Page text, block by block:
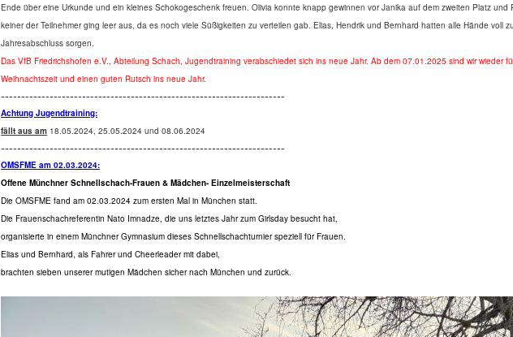
Ende über eine Urkunde und ein kleines Schokogeschenk freuen. Olivia konnte knapp gewinnen vor Janika auf dem zweiten Platz
keiner der Teilnehmer ging leer aus, da es noch viele Süßigkeiten zu verteilen gab. Elias, Hendrik und Bernhard hatten alle Hände voll
Jahresabschluss sorgen.
Das VfB Friedrichshofen e.V., Abteilung Schach, Jugendtraining verabschiedet sich ins neue Jahr. Ab dem 07.01.2025 sind wir wieder
Weihnachtszeit und einen guten Rutsch ins neue Jahr.
----------------------------------------------------------------------
Achtung Jugendtraining:
fällt aus am 18.05.2024, 25.05.2024 und 08.06.2024
----------------------------------------------------------------------
OMSFME am 02.03.2024:
Offene Münchner Schnellschach-Frauen & Mädchen- Einzelmeisterschaft
Die OMSFME fand am 02.03.2024 zum ersten Mal in München statt.
Die Frauenschachreferentin Nato Imnadze, die uns letztes Jahr zum Girlsdaybesucht hat,
organisierte in einem Münchner Gymnasium diesesSchnellschachturnier speziell für Frauen.
Elias und Bernhard, als Fahrer und Cheerleader mit dabei,
brachten siebenunserer mutigen Mädchen sicher nach München und zurück.